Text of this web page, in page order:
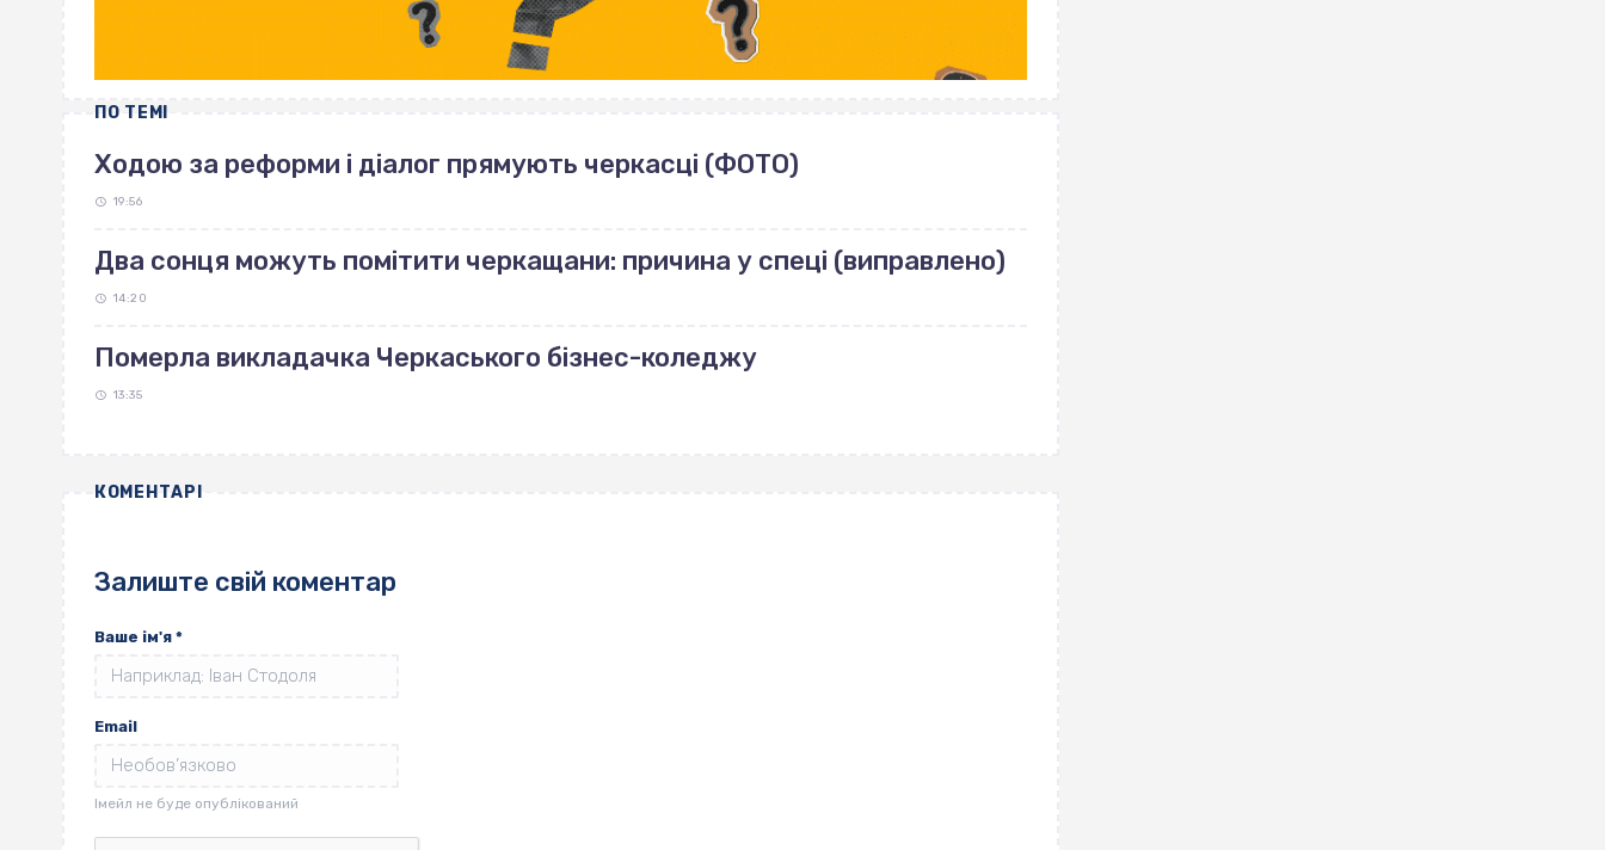
ПО ТЕМІ
Ходою за реформи і діалог прямують черкасці (ФОТО)
19:56
Два сонця можуть помітити черкащани: причина у спеці (виправлено)
14:20
Померла викладачка Черкаського бізнес-коледжу
13:35
КОМЕНТАРІ
Залиште свій коментар
Ваше ім'я *
Email